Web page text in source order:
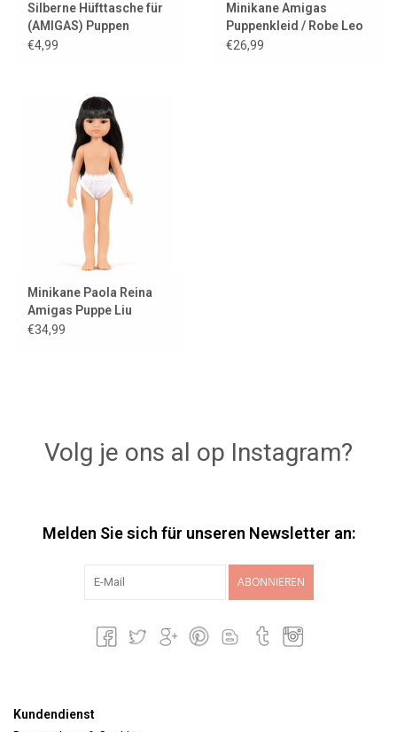
Silberne Hüfttasche für
(AMIGAS) Puppen
€4,99
Minikane Amigas
Puppenkleid / Robe Leo
€26,99
Minikane Paola Reina
Amigas Puppe Liu
€34,99
Volg je ons al op Instagram?
Melden Sie sich für unseren Newsletter an:
ABONNIEREN
Kundendienst